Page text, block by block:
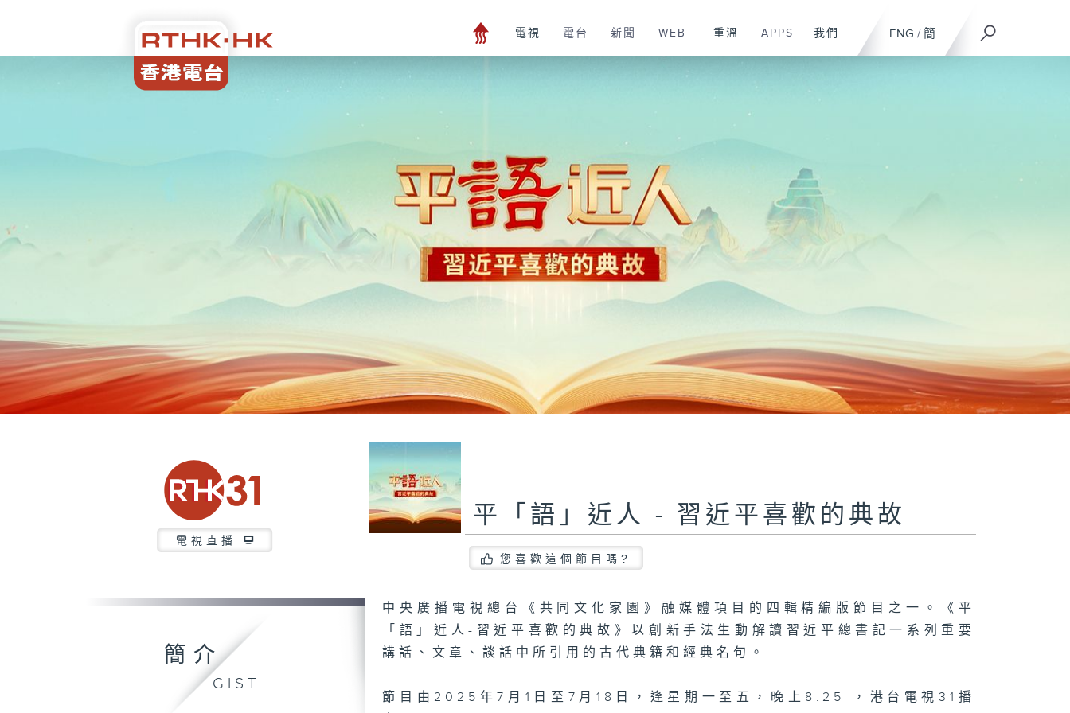
ENG / 簡
電視 電台 新聞 WEB+ 重溫 APPS 我們
電視直播
平「語」近人 - 習近平喜歡的典故
您喜歡這個節目嗎?
簡介
GIST
中央廣播電視總台《共同文化家園》融媒體項目的四輯精編版節目之一。《平
「語」近人-習近平喜歡的典故》以創新手法生動解讀習近平總書記一系列重要
講話、文章、談話中所引用的古代典籍和經典名句。
節目由2025年7月1日至7月18日，逢星期一至五，晚上8:25 ，港台電視31播